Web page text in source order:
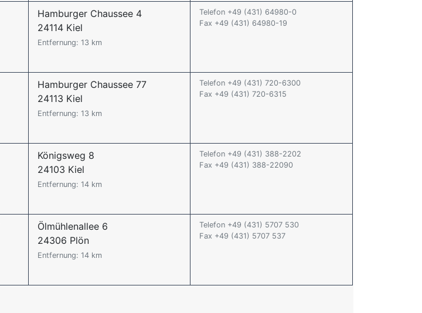
Hamburger Chaussee 4
24114 Kiel
Entfernung: 13 km
Telefon +49 (431) 64980-0
Fax +49 (431) 64980-19
Hamburger Chaussee 77
24113 Kiel
Entfernung: 13 km
Telefon +49 (431) 720-6300
Fax +49 (431) 720-6315
Königsweg 8
24103 Kiel
Entfernung: 14 km
Telefon +49 (431) 388-2202
Fax +49 (431) 388-22090
Ölmühlenallee 6
24306 Plön
Entfernung: 14 km
Telefon +49 (431) 5707 530
Fax +49 (431) 5707 537